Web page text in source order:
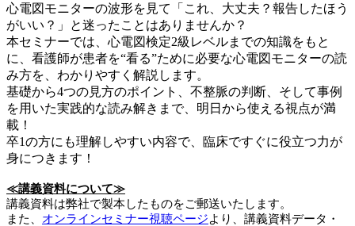
心電図モニターの波形を見て「これ、大丈夫？報告したほう
がいい？」と迷ったことはありませんか？
本セミナーでは、心電図検定2級レベルまでの知識をもと
に、看護師が患者を“看る”ために必要な心電図モニターの読
み方を、わかりやすく解説します。
基礎から4つの見方のポイント、不整脈の判断、そして事例
を用いた実践的な読み解きまで、明日から使える視点が満
載！
卒1の方にも理解しやすい内容で、臨床ですぐに役立つ力が
身につきます！
≪講義資料について≫
講義資料は弊社で製本したものをご郵送いたします。
また、 オンラインセミナー視聴ページより、講義資料データ・